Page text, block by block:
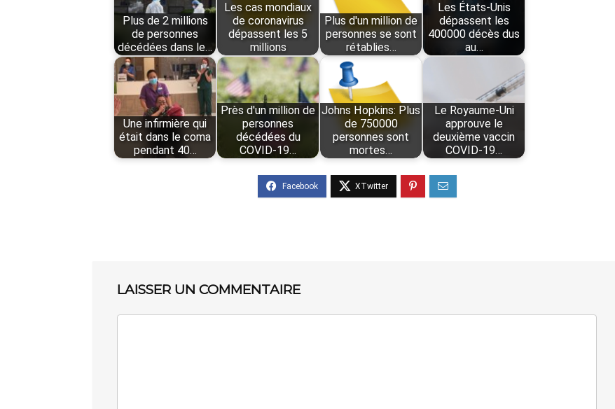
Plus de 2 millions
de personnes
décédées dans le…
Les cas mondiaux
de coronavirus
dépassent les 5
millions
Plus d'un million de
personnes se sont
rétablies…
Les États-Unis
dépassent les
400000 décès dus
au…
Une infirmière qui
était dans le coma
pendant 40…
Près d'un million de
personnes
décédées du
COVID-19…
Johns Hopkins: Plus
de 750000
personnes sont
mortes…
Le Royaume-Uni
approuve le
deuxième vaccin
COVID-19…
LAISSER UN COMMENTAIRE